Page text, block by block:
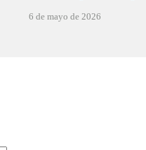
6 de mayo de 2026